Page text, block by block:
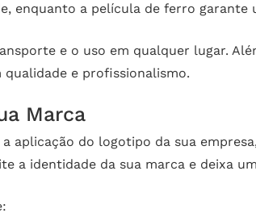
enquanto a película de ferro garante
e o uso em qualquer lugar.
e profissionalismo.
Marca
aplicação do logotipo da sua
a identidade da sua marca e deixa